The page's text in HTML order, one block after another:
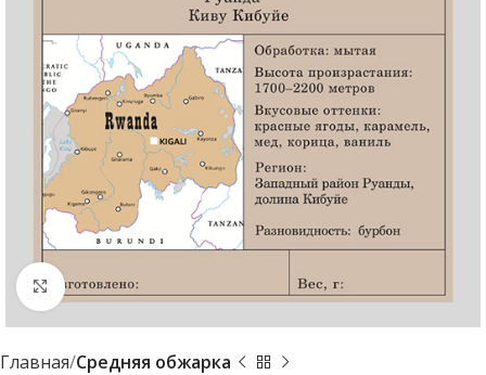
Нажмите, чтобы увеличить
Главная Средняя обжарка